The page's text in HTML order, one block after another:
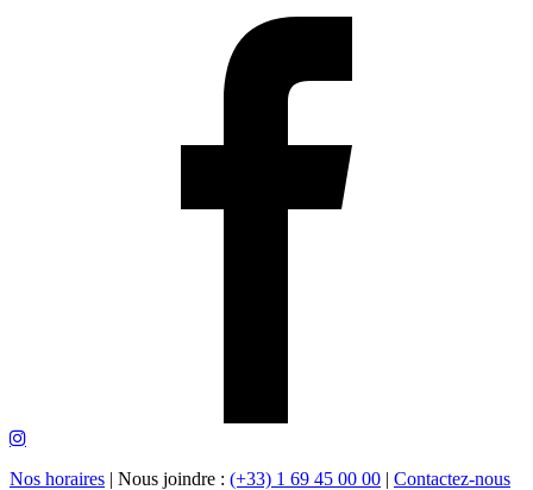
Nos horaires | Nous joindre : (+33) 1 69 45 00 00 | Contactez-nous